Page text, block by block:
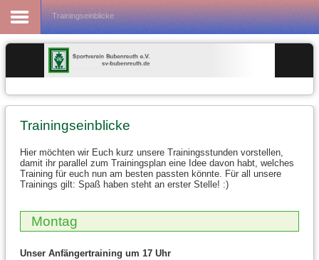
Trainingseinblicke
Fußball
Trainingseinblicke
Hier möchten wir Euch kurz unsere Trainingsstunden vorstellen,
damit ihr parallel zum Trainingsplan eine Idee davon habt, welches
Training für euch nun am besten passten könnte. Für all unsere
Trainings gilt: Spaß haben steht an erster Stelle! :)
Montag
Unser Anfängertraining um 17 Uhr